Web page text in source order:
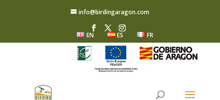
info@birdingaragon.com
EN ES FR